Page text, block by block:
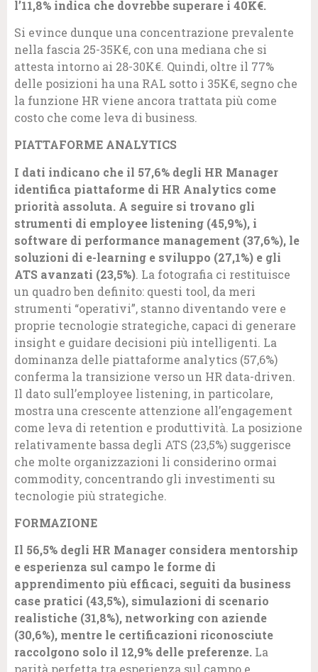
l’11,8% indica che dovrebbe superare i 40K€.
Si evince dunque una concentrazione prevalente
nella fascia 25-35K€, con una mediana che si
attesta intorno ai 28-30K€. Quindi, oltre il 77%
delle posizioni ha una RAL sotto i 35K€, segno che
la funzione HR viene ancora trattata più come
costo che come leva di business.
PIATTAFORME ANALYTICS
I dati indicano che il 57,6% degli HR Manager
identifica piattaforme di HR Analytics come
priorità assoluta. A seguire si trovano gli
strumenti di employee listening (45,9%), i
software di performance management (37,6%), le
soluzioni di e-learning e sviluppo (27,1%) e gli
ATS avanzati (23,5%). La fotografia ci restituisce
un quadro ben definito: questi tool, da meri
strumenti “operativi”, stanno diventando vere e
proprie tecnologie strategiche, capaci di generare
insight e guidare decisioni più intelligenti. La
dominanza delle piattaforme analytics (57,6%)
conferma la transizione verso un HR data-driven.
Il dato sull’employee listening, in particolare,
mostra una crescente attenzione all’engagement
come leva di retention e produttività. La posizione
relativamente bassa degli ATS (23,5%) suggerisce
che molte organizzazioni li considerino ormai
commodity, concentrando gli investimenti su
tecnologie più strategiche.
FORMAZIONE
Il 56,5% degli HR Manager considera mentorship
e esperienza sul campo le forme di
apprendimento più efficaci, seguiti da business
case pratici (43,5%), simulazioni di scenario
realistiche (31,8%), networking con aziende
(30,6%), mentre le certificazioni riconosciute
raccolgono solo il 12,9% delle preferenze. La